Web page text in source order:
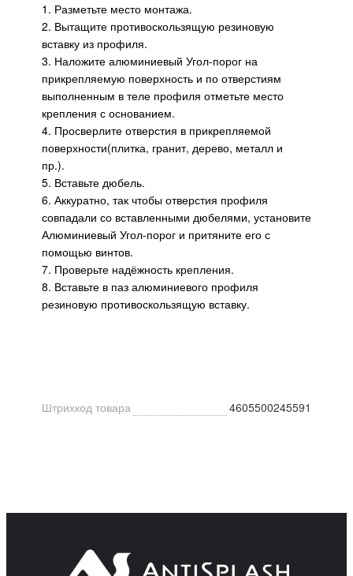
1. Разметьте место монтажа.
2. Вытащите противоскользящую резиновую
вставку из профиля.
3. Наложите алюминиевый Угол-порог на
прикрепляемую поверхность и по отверстиям
выполненным в теле профиля отметьте место
крепления с основанием.
4. Просверлите отверстия в прикрепляемой
поверхности(плитка, гранит, дерево, металл и
пр.).
5. Вставьте дюбель.
6. Аккуратно, так чтобы отверстия профиля
совпадали со вставленными дюбелями, установите
Алюминиевый Угол-порог и притяните его с
помощью винтов.
7. Проверьте надёжность крепления.
8. Вставьте в паз алюминиевого профиля
резиновую противоскользящую вставку.
Штрихкод товара 4605500245591